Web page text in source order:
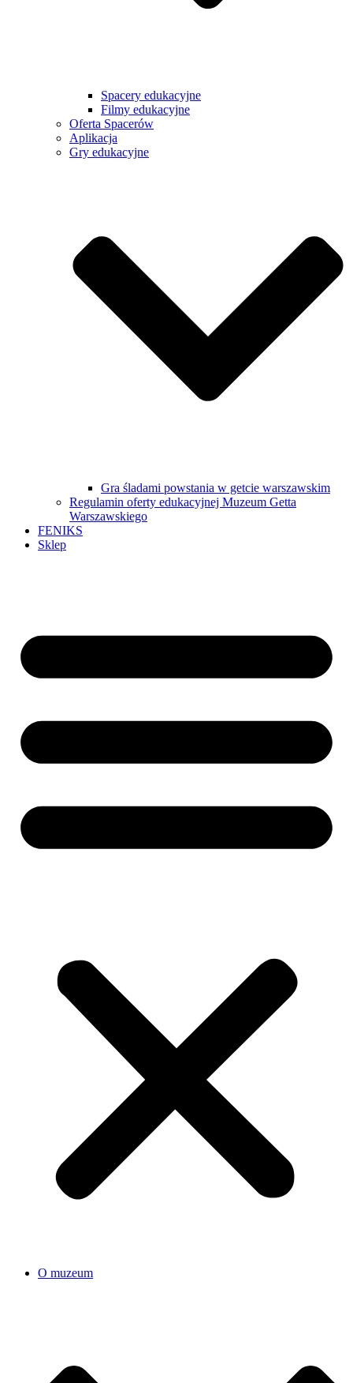
Spacery edukacyjne
Filmy edukacyjne
Oferta Spacerów
Aplikacja
Gry edukacyjne
Gra śladami powstania w getcie warszawskim
Regulamin oferty edukacyjnej Muzeum Getta
Warszawskiego
FENIKS
Sklep
O muzeum